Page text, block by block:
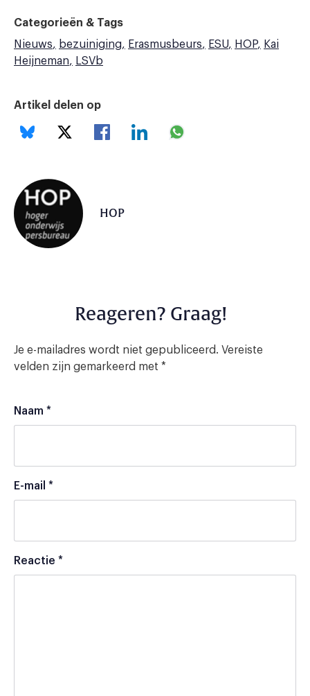
Categorieën & Tags
Nieuws
bezuiniging Erasmusbeurs ESU HOP
Kai
Heijneman
LSVb
Artikel delen op
HOP
Reageren? Graag!
Je e-mailadres wordt niet gepubliceerd. Vereiste
velden zijn gemarkeerd met *
Naam *
E-mail *
Reactie *